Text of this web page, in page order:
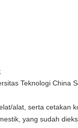
Teknologi China
alat, serta cetakan
yang sudah